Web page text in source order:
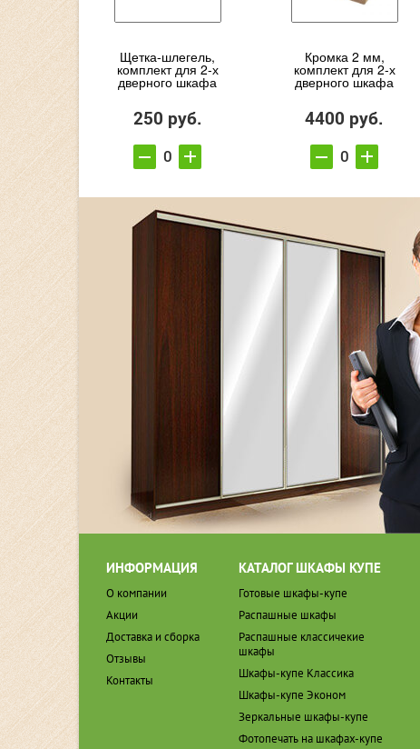
Щетка-шлегель,
комплект для 2-х
дверного шкафа
250 руб.
Кромка 2 мм,
комплект для 2-х
дверного шкафа
4400 руб.
ИНФОРМАЦИЯ
О компании
Акции
Доставка и сборка
Отзывы
Контакты
КАТАЛОГ ШКАФЫ КУПЕ
Готовые шкафы-купе
Распашные шкафы
Распашные классичекие
шкафы
Шкафы-купе Классика
Шкафы-купе Эконом
Зеркальные шкафы-купе
Фотопечать на шкафах-купе